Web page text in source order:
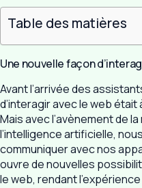
Table des matières
Une nouvelle façon
Avant l’arrivée des
d’interagir avec le web
Mais avec l’avènement de
l’intelligence artificielle,
communiquer avec nos
ouvre de nouvelles
le web, rendant